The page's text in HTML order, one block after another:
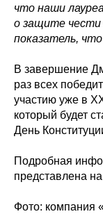
что наши
о защите
показатель,
В завершение
раз всех
участию уже в
который будет
День
Подробная
представлена
Фото: компания